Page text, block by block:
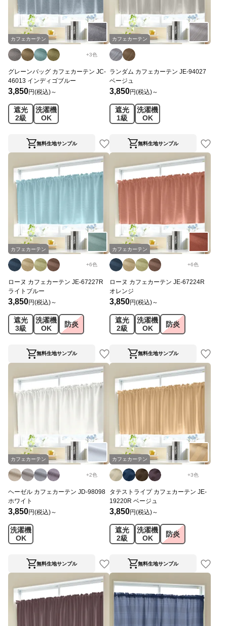
カフェカーテン
+3色
グレーンバッグ カフェカーテン JC-
46013 インディゴブルー
3,850円(税込)～
遮光
2級
洗濯機
OK
無料生地サンプル
カフェカーテン
ランダム カフェカーテン JE-94027
ベージュ
3,850円(税込)～
遮光
1級
洗濯機
OK
無料生地サンプル
カフェカーテン
+6色
ローヌ カフェカーテン JE-67227R
ライトブルー
3,850円(税込)～
遮光
3級
洗濯機
OK
防炎
無料生地サンプル
カフェカーテン
+6色
ローヌ カフェカーテン JE-67224R
オレンジ
3,850円(税込)～
遮光
2級
洗濯機
OK
防炎
無料生地サンプル
カフェカーテン
+2色
ヘーゼル カフェカーテン JD-98098
ホワイト
3,850円(税込)～
洗濯機
OK
無料生地サンプル
カフェカーテン
+3色
タテストライプ カフェカーテン JE-
19220R ベージュ
3,850円(税込)～
遮光
2級
洗濯機
OK
防炎
無料生地サンプル